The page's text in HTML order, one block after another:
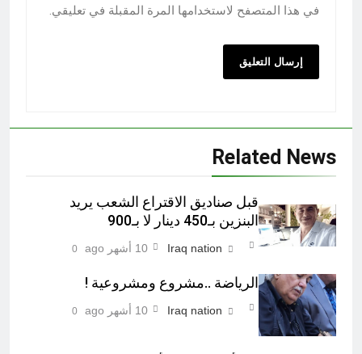
في هذا المتصفح لاستخدامها المرة المقبلة في تعليقي.
Related News
قبل صناديق الاقتراع الشعب يريد
البنزين بـ450 دينار لا بـ900
Iraq nation 10 أشهر ago 0
الرياضة ..مشروع ومشروعية !
Iraq nation 10 أشهر ago 0